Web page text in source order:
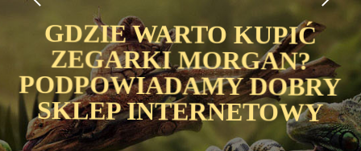
GDZIE WARTO KUPIĆ
ZEGARKI MORGAN?
PODPOWIADAMY DOBRY
SKLEP INTERNETOWY